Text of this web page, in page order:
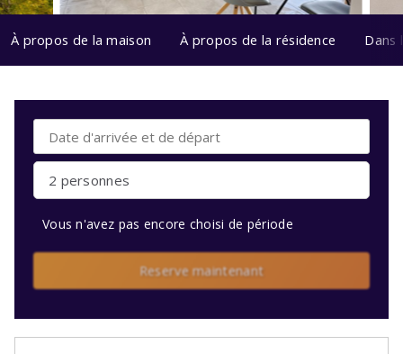
À propos de la maison À propos de la résidence Dans
2 personnes
Vous n'avez pas encore choisi de période
Reserve maintenant